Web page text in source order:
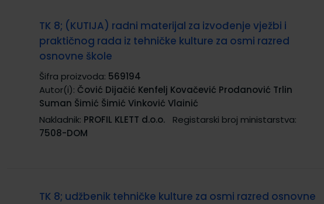
TK 8; (KUTIJA) radni materijal za izvođenje vježbi i
praktičnog rada iz tehničke kulture za osmi razred
osnovne škole
Šifra proizvoda: 569194
Autor(i): Čović Dijačić Kenfelj Kovačević Prodanović Trlin
Suman Šimić Šimić Vinković Vlainić
Nakladnik: PROFIL KLETT d.o.o.
Registarski broj ministarstva:
7508-DOM
TK 8; udžbenik tehničke kulture za osmi razred osnovne